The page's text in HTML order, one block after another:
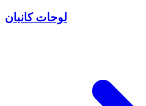
لوحات كانبان